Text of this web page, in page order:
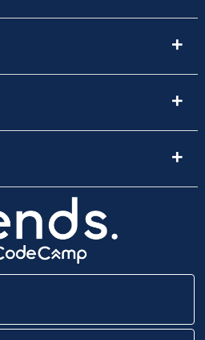
室を探す
けプログラミングスクールを
ミングスクールを探す
ングスクールを探す
- 法人向け人材育成
ンラインプログラミングスク
グラミング教室
小学生・中学生向けプログラミング教室